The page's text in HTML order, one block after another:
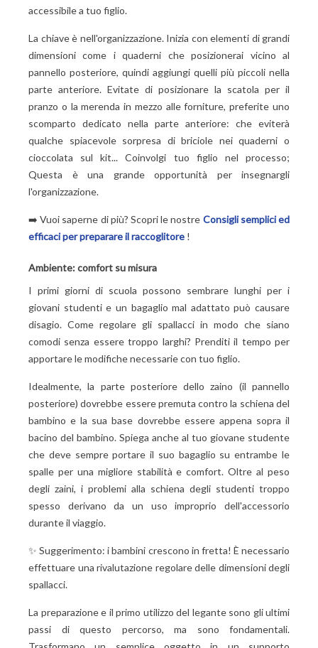
accessibile a tuo figlio.
La chiave è nell'organizzazione. Inizia con elementi di grandi
dimensioni come i quaderni che posizionerai vicino al
pannello posteriore, quindi aggiungi quelli più piccoli nella
parte anteriore. Evitate di posizionare la scatola per il
pranzo o la merenda in mezzo alle forniture, preferite uno
scomparto dedicato nella parte anteriore: che eviterà
qualche spiacevole sorpresa di briciole nei quaderni o
cioccolata sul kit... Coinvolgi tuo figlio nel processo;
Questa è una grande opportunità per insegnargli
l'organizzazione.
➡️ Vuoi saperne di più? Scopri le nostre Consigli semplici ed
efficaci per preparare il raccoglitore !
Ambiente: comfort su misura
I primi giorni di scuola possono sembrare lunghi per i
giovani studenti e un bagaglio mal adattato può causare
disagio. Come regolare gli spallacci in modo che siano
comodi senza essere troppo larghi? Prenditi il tempo per
apportare le modifiche necessarie con tuo figlio.
Idealmente, la parte posteriore dello zaino (il pannello
posteriore) dovrebbe essere premuta contro la schiena del
bambino e la sua base dovrebbe essere appena sopra il
bacino del bambino. Spiega anche al tuo giovane studente
che deve sempre portare il suo bagaglio su entrambe le
spalle per una migliore stabilità e comfort. Oltre al peso
degli zaini, i problemi alla schiena degli studenti troppo
spesso derivano da un uso improprio dell'accessorio
durante il viaggio.
✨ Suggerimento: i bambini crescono in fretta! È necessario
effettuare una rivalutazione regolare delle dimensioni degli
spallacci.
La preparazione e il primo utilizzo del legante sono gli ultimi
passi di questo percorso, ma sono fondamentali.